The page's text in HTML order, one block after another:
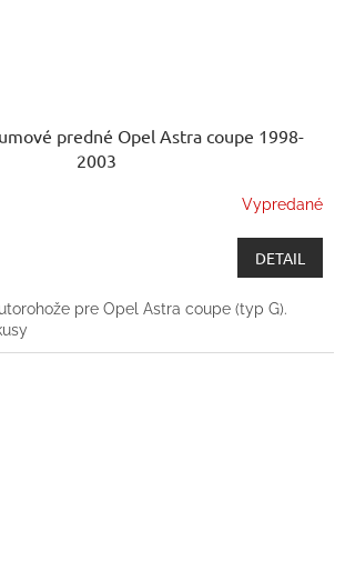
predné Opel Astra coupe 1998-
2003
Vypredané
DETAIL
pre Opel Astra coupe (typ G).